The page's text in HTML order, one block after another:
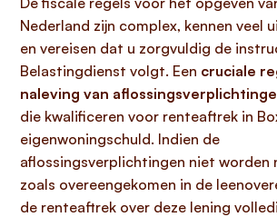
Nederland zijn complex, kennen veel
en vereisen dat u zorgvuldig de
Belastingdienst volgt. Een cruciale
naleving van
die kwalificeren voor renteaftrek in
eigenwoningschuld. Indien de
aflossingsverplichtingen niet worden
zoals overeengekomen in de
de renteaftrek over deze lening